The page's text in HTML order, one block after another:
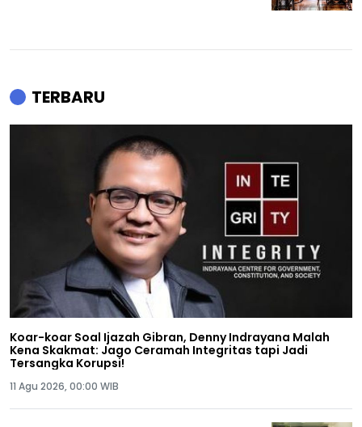
TERBARU
Koar-koar Soal Ijazah Gibran, Denny Indrayana Malah
Kena Skakmat: Jago Ceramah Integritas tapi Jadi
Tersangka Korupsi!
11 Agu 2026, 00:00 WIB